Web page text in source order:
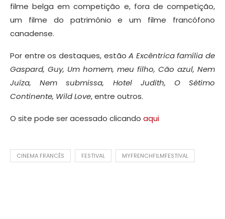
filme belga em competição e, fora de competição,
um filme do patrimônio e um filme francófono
canadense.
Por entre os destaques, estãoA Excêntrica família de
Gaspard, Guy, Um homem, meu filho, Cão azul, Nem
Juíza, Nem submissa, Hotel Judith, O Sétimo
Continente, Wild Love, entre outros.
O site pode ser acessado clicando aqui
CINEMA FRANCÊS FESTIVAL MYFRENCHFILMFESTIVAL